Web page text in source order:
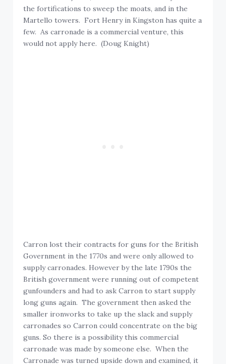
the fortifications to sweep the moats, and in the
Martello towers. Fort Henry in Kingston has quite a
few. As carronade is a commercial venture, this
would not apply here. (Doug Knight)
Carron lost their contracts for guns for the British
Government in the 1770s and were only allowed to
supply carronades. However by the late 1790s the
British government were running out of competent
gunfounders and had to ask Carron to start supply
long guns again. The government then asked the
smaller ironworks to take up the slack and supply
carronades so Carron could concentrate on the big
guns. So there is a possibility this commercial
carronade was made by someone else. When the
Carronade was turned upside down and examined, it